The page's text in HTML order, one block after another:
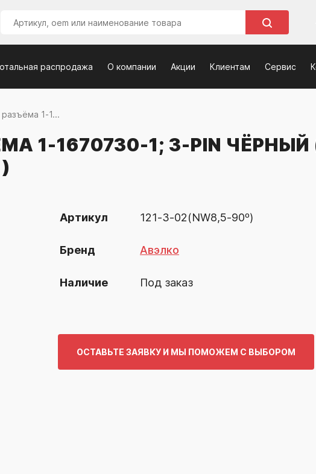
распродажа О компании Акции Клиентам Сервис
1-1...
1-1670730-1; 3-PIN ЧЁРНЫЙ
Артикул 121-3-02(NW8,5-90º)
Бренд Авэлко
Наличие Под заказ
ОСТАВЬТЕ ЗАЯВКУ И МЫ ПОМОЖЕМ С ВЫБОРОМ